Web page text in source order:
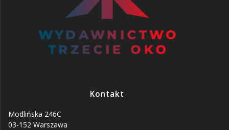
Kontakt
Modlińska 246C
03-152 Warszawa